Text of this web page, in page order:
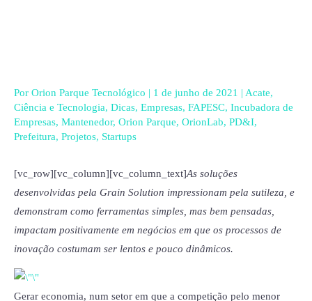
Por Orion Parque Tecnológico | 1 de junho de 2021 | Acate,
Ciência e Tecnologia, Dicas, Empresas, FAPESC, Incubadora de
Empresas, Mantenedor, Orion Parque, OrionLab, PD&I,
Prefeitura, Projetos, Startups
[vc_row][vc_column][vc_column_text]As soluções
desenvolvidas pela Grain Solution impressionam pela sutileza, e
demonstram como ferramentas simples, mas bem pensadas,
impactam positivamente em negócios em que os processos de
inovação costumam ser lentos e pouco dinâmicos.
Gerar economia, num setor em que a competição pelo menor